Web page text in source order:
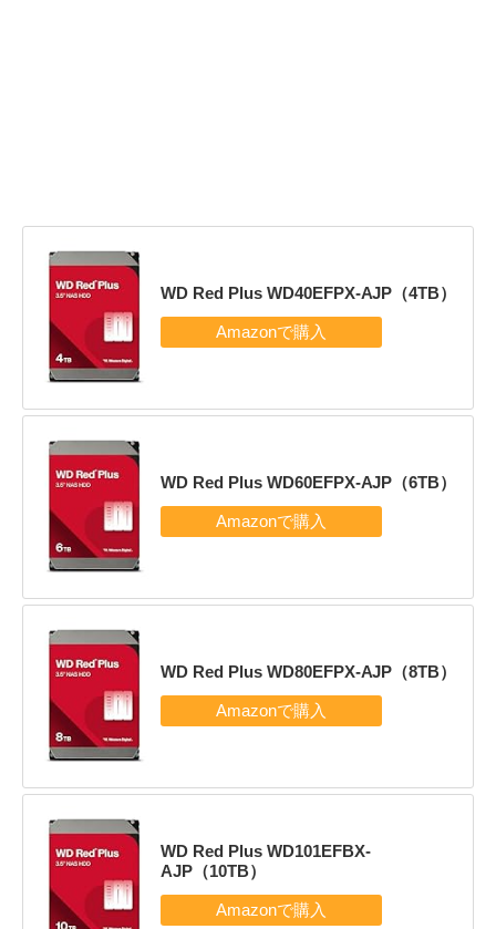
WD Red Plus WD40EFPX-AJP（4TB）
WD Red Plus WD60EFPX-AJP（6TB）
WD Red Plus WD80EFPX-AJP（8TB）
WD Red Plus WD101EFBX-
AJP（10TB）